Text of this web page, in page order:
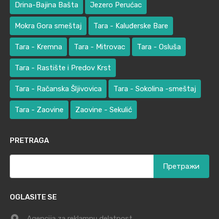
Drina-Bajina Bašta Jezero Perućac
Mokra Gora smeštaj Tara - Kaluđerske Bare
Tara - Kremna Tara - Mitrovac Tara - Osluša
Tara - Rastište i Predov Krst
Tara - Račanska Šljivovica Tara - Sokolina -smeštaj
Tara - Zaovine Zaovine - Sekulić
PRETRAGA
OGLASITE SE